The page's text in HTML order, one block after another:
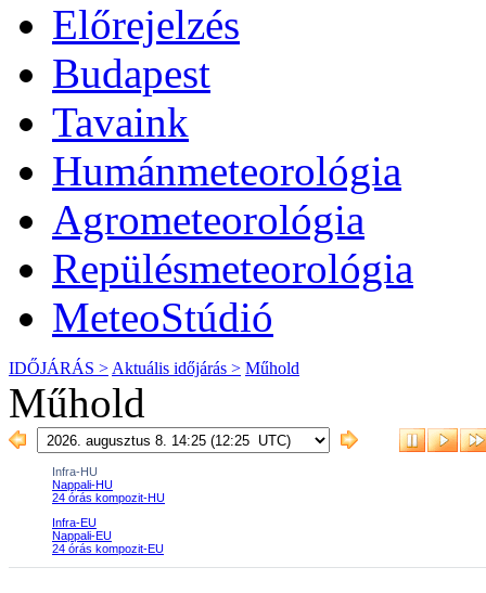
Előrejelzés
Budapest
Tavaink
Humánmeteorológia
Agrometeorológia
Repülésmeteorológia
MeteoStúdió
IDŐJÁRÁS > Aktuális időjárás > Műhold
Műhold